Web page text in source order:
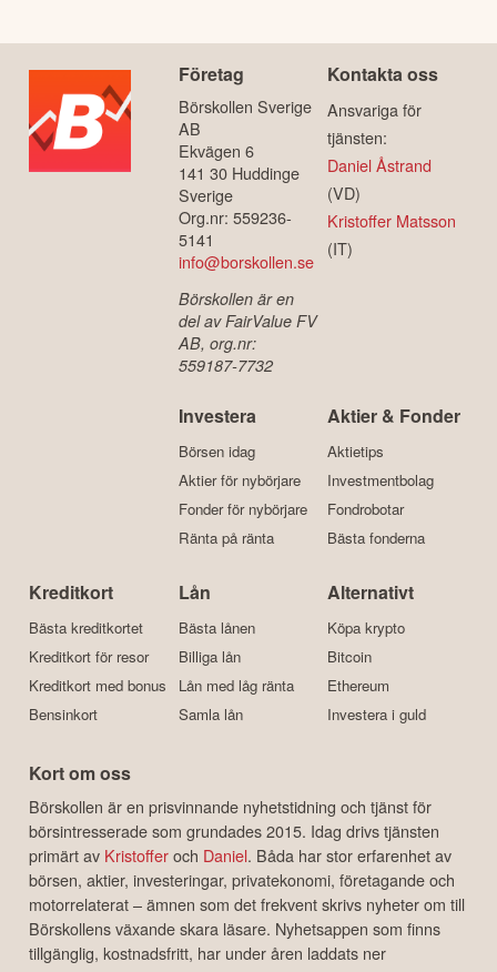
Företag
Börskollen Sverige
AB
Ekvägen 6
141 30 Huddinge
Sverige
Org.nr: 559236-
5141
info@borskollen.se
Börskollen är en
del av FairValue FV
AB, org.nr:
559187-7732
Kontakta oss
Ansvariga för
tjänsten:
Daniel Åstrand
(VD)
Kristoffer Matsson
(IT)
Investera
Börsen idag
Aktier för nybörjare
Fonder för nybörjare
Ränta på ränta
Aktier & Fonder
Aktietips
Investmentbolag
Fondrobotar
Bästa fonderna
Kreditkort
Bästa kreditkortet
Kreditkort för resor
Kreditkort med bonus
Bensinkort
Lån
Bästa lånen
Billiga lån
Lån med låg ränta
Samla lån
Alternativt
Köpa krypto
Bitcoin
Ethereum
Investera i guld
Kort om oss
Börskollen är en prisvinnande nyhetstidning och tjänst för
börsintresserade som grundades 2015. Idag drivs tjänsten
primärt av Kristofferoch Daniel. Båda har stor erfarenhet av
börsen, aktier, investeringar, privatekonomi, företagande och
motorrelaterat – ämnen som det frekvent skrivs nyheter om till
Börskollens växande skara läsare. Nyhetsappen som finns
tillgänglig, kostnadsfritt, har under åren laddats ner